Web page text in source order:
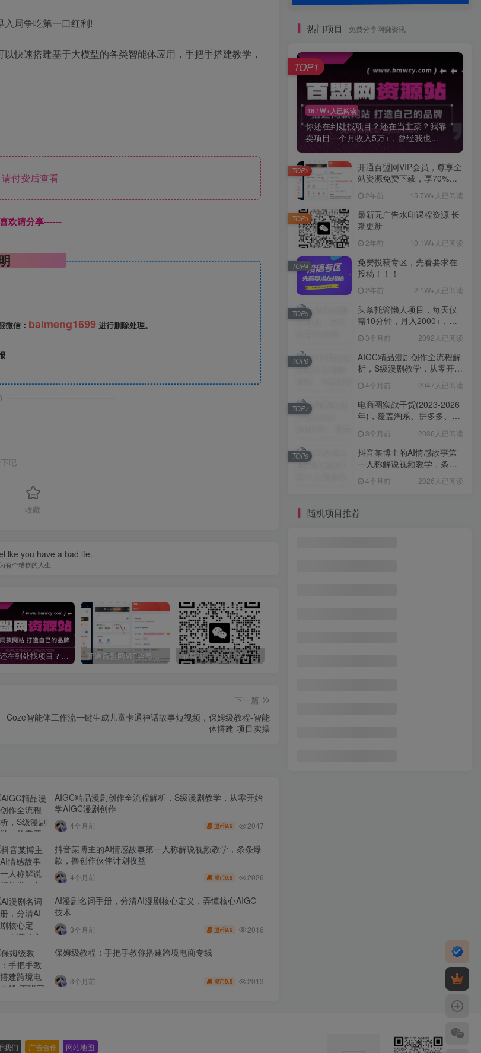
局争吃第一口红利!
快速搭建基于大模型的各类智能体应用，手把手搭建教学，
付费后查看
欢请分享------
微信： baimeng1699 进行删除处理。
吧
收藏
lke you have a bad lfe.
有个糟糕的人生
你还在到处找项目？还在当韭菜？我靠卖项目一个月收入5万+，曾经我也是个失败者。 最新无广告水印课程资源 长期更新
下一篇
Coze智能体工作流一键生成儿童卡通神话故事短视频，保姆级教程-智能
体搭建-项目实操
AIGC精品漫剧创作全流程解析，S级漫剧教学，从零开始
学AIGC漫剧创作
4个月前 盟币9.9 2047
抖音某博主的AI情感故事第一人称解说视频教学，条条爆
款，撸创作伙伴计划收益
4个月前 盟币9.9 2026
AI漫剧名词手册，分清AI漫剧核心定义，弄懂核心AIGC
技术
3个月前 盟币9.9 2016
保姆级教程：手把手教你搭建跨境电商专线
3个月前 盟币9.9 2013
热门项目 免费分享网赚资讯
16.1W+人已阅读
你还在到处找项目？还在当韭菜？我靠
卖项目一个月收入5万+，曾经我也...
TOP1
开通百盟网VIP会员，尊享全
站资源免费下载，享70%的
惠】2年前 15.7W+人已阅读
TOP2
最新无广告水印课程资源 长
期更新
2年前 10.1W+人已阅读
TOP3
免费投稿专区，先看要求在
投稿！！！
2年前 2.1W+人已阅读
TOP4
头条托管懒人项目，每天仅
需10分钟，月入2000+，纯
【揭秘】
3个月前 2092人已阅读
TOP5
AIGC精品漫剧创作全流程解
析，S级漫剧教学，从零开始
4个月前 2047人已阅读
TOP6
电商圈实战干货(2023-2026
年)，覆盖淘系、拼多多、抖
电商人避开坑、提效率、稳
盈利(更新4月)
3个月前 2036人已阅读
TOP7
抖音某博主的AI情感故事第
一人称解说视频教学，条条
4个月前 2026人已阅读
TOP8
随机项目推荐
我们 广告合作 网站地图